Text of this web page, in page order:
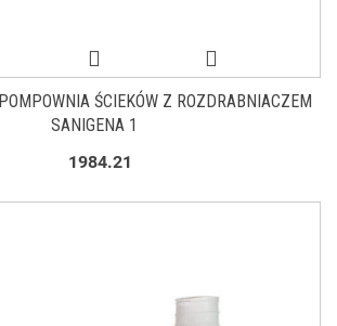
ŚCIEKÓW Z ROZDRABNIACZEM
SANIGENA 1
1984.21